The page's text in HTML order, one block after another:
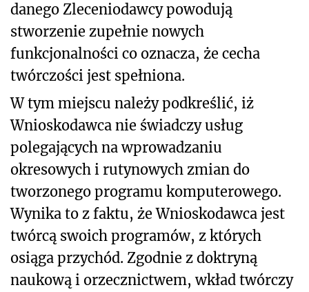
danego Zleceniodawcy powodują
stworzenie zupełnie nowych
funkcjonalności co oznacza, że cecha
twórczości jest spełniona.
W tym miejscu należy podkreślić, iż
Wnioskodawca nie świadczy usług
polegających na wprowadzaniu
okresowych i rutynowych zmian do
tworzonego programu komputerowego.
Wynika to z faktu, że Wnioskodawca jest
twórcą swoich programów, z których
osiąga przychód. Zgodnie z doktryną
naukową i orzecznictwem, wkład twórczy